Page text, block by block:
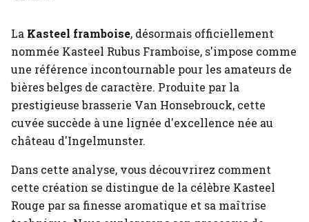
La Kasteel framboise, désormais officiellement
nommée Kasteel Rubus Framboise, s'impose comme
une référence incontournable pour les amateurs de
bières belges de caractère. Produite par la
prestigieuse brasserie Van Honsebrouck, cette
cuvée succède à une lignée d'excellence née au
château d'Ingelmunster.
Dans cette analyse, vous découvrirez comment
cette création se distingue de la célèbre Kasteel
Rouge par sa finesse aromatique et sa maîtrise